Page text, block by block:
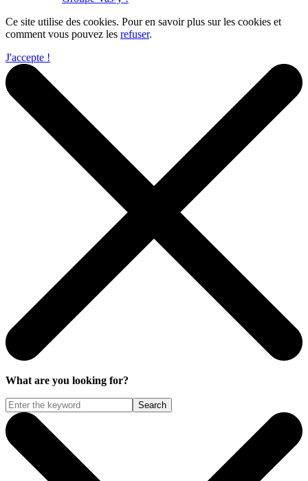
Ce site utilise des cookies. Pour en savoir plus sur les cookies et
comment vous pouvez les refuser.
J'accepte !
What are you looking for?
Search